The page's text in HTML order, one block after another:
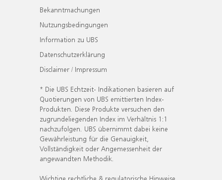
Bekanntmachungen
Nutzungsbedingungen
Information zu UBS
Datenschutzerklärung
Disclaimer / Impressum
* Die UBS Echtzeit- Indikationen basieren auf
Quotierungen von UBS emittierten Index-
Produkten. Diese Produkte versuchen den
zugrundeliegenden Index im Verhältnis 1:1
nachzufolgen. UBS übernimmt dabei keine
Gewährleistung für die Genauigkeit,
Vollständigkeit oder Angemessenheit der
angewandten Methodik.